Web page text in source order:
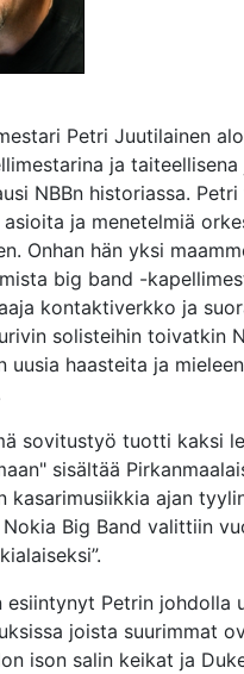
Petri Juutilainen
ja
NBBn historiassa.
ja menetelmiä
Onhan hän yksi
big band -
kontaktiverkko ja
solisteihin toivatkin
uusia haasteita ja
sovitustyö tuotti kaksi
sisältää
kasarimusiikkia ajan
Big Band valittiin
esiintynyt Petrin johdolla
joista suurimmat
ison salin keikat ja